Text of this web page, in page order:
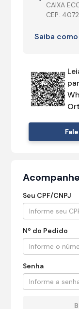
CAIXA
CEP:
Saiba
Seu CPF/CNPJ
Nº do Pedido
Senha